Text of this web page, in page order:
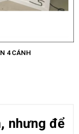
4 CÁNH
nhưng để